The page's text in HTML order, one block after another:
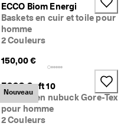
ECCO Biom Energi
Baskets en cuir et toile pour
homme
2 Couleurs
150,00 €
Nouveau
ECCO Soft 10
Baskets en nubuck Gore-Tex
pour homme
2 Couleurs